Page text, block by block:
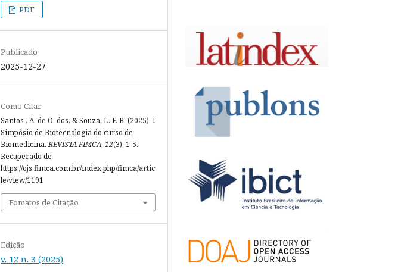
PDF
Publicado
2025-12-27
Como Citar
Santos , A. de O. dos, & Souza, L. F. B. (2025). I
Simpósio de Biotecnologia do curso de
Biomedicina.REVISTA FIMCA, 12(3), 1-5.
Recuperado de
https://ojs.fimca.com.br/index.php/fimca/artic
le/view/1191
Fomatos de Citação
Edição
v. 12 n. 3 (2025)